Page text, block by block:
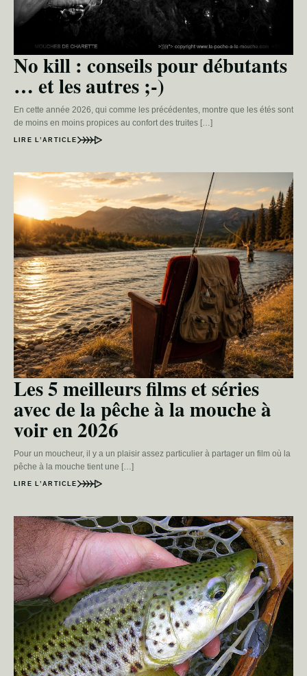
No kill : conseils pour débutants
… et les autres ;-)
En cette année 2026, qui comme les précédentes, montre que les étés sont
de moins en moins propices au confort des truites […]
LIRE L’ARTICLE
Les 5 meilleurs films et séries
avec de la pêche à la mouche à
voir en 2026
Pour un moucheur, il y a un plaisir assez particulier à partager un film où la
pêche à la mouche tient une […]
LIRE L’ARTICLE